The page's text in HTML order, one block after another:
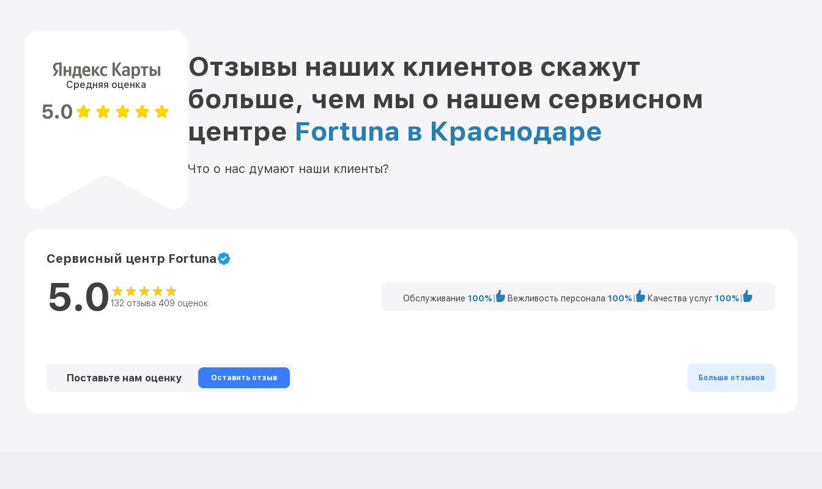
Средняя оценка
5.0
Отзывы наших клиентов скажут
больше, чем мы о нашем сервисном
центре Fortuna в Краснодаре
Что о нас думают наши клиенты?
Сервисный центр Fortuna
5.0 132 отзыва 409 оценок Обслуживание 100% Вежливость персонала 100% Качества услуг 100%
Поставьте нам оценку Оставить отзыв Больше отзывов